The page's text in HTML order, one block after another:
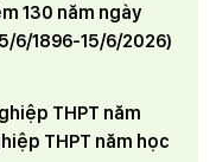
130 năm ngày
6/1896-15/6/2026)
THPT năm
THPT năm học